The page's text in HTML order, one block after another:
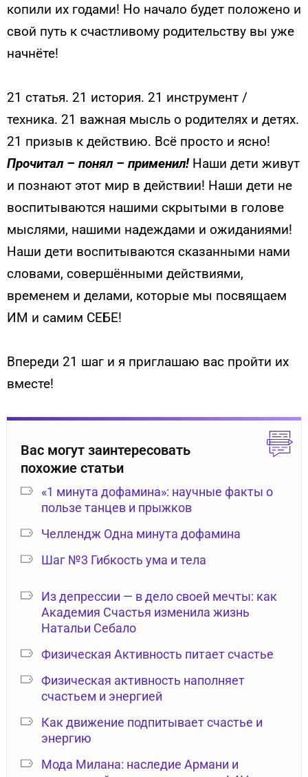
копили их годами! Но начало будет положено и
свой путь к счастливому родительству вы уже
начнёте!
21 статья. 21 история. 21 инструмент /
техника. 21 важная мысль о родителях и детях.
21 призыв к действию. Всё просто и ясно!
Прочитал – понял – применил! Наши дети живут
и познают этот мир в действии! Наши дети не
воспитываются нашими скрытыми в голове
мыслями, нашими надеждами и ожиданиями!
Наши дети воспитываются сказанными нами
словами, совершёнными действиями,
временем и делами, которые мы посвящаем
ИМ и самим СЕБЕ!
Впереди 21 шаг и я приглашаю вас пройти их
вместе!
Вас могут заинтересовать
похожие статьи
«1 минута дофамина»: научные факты о
пользе танцев и прыжков
Челлендж Одна минута дофамина
Шаг №3 Гибкость ума и тела
Из депрессии — в дело своей мечты: как
Академия Счастья изменила жизнь
Натальи Себало
Физическая Активность питает счастье
Физическая активность наполняет
счастьем и энергией
Как движение подпитывает счастье и
энергию
Мода Милана: наследие Армани и